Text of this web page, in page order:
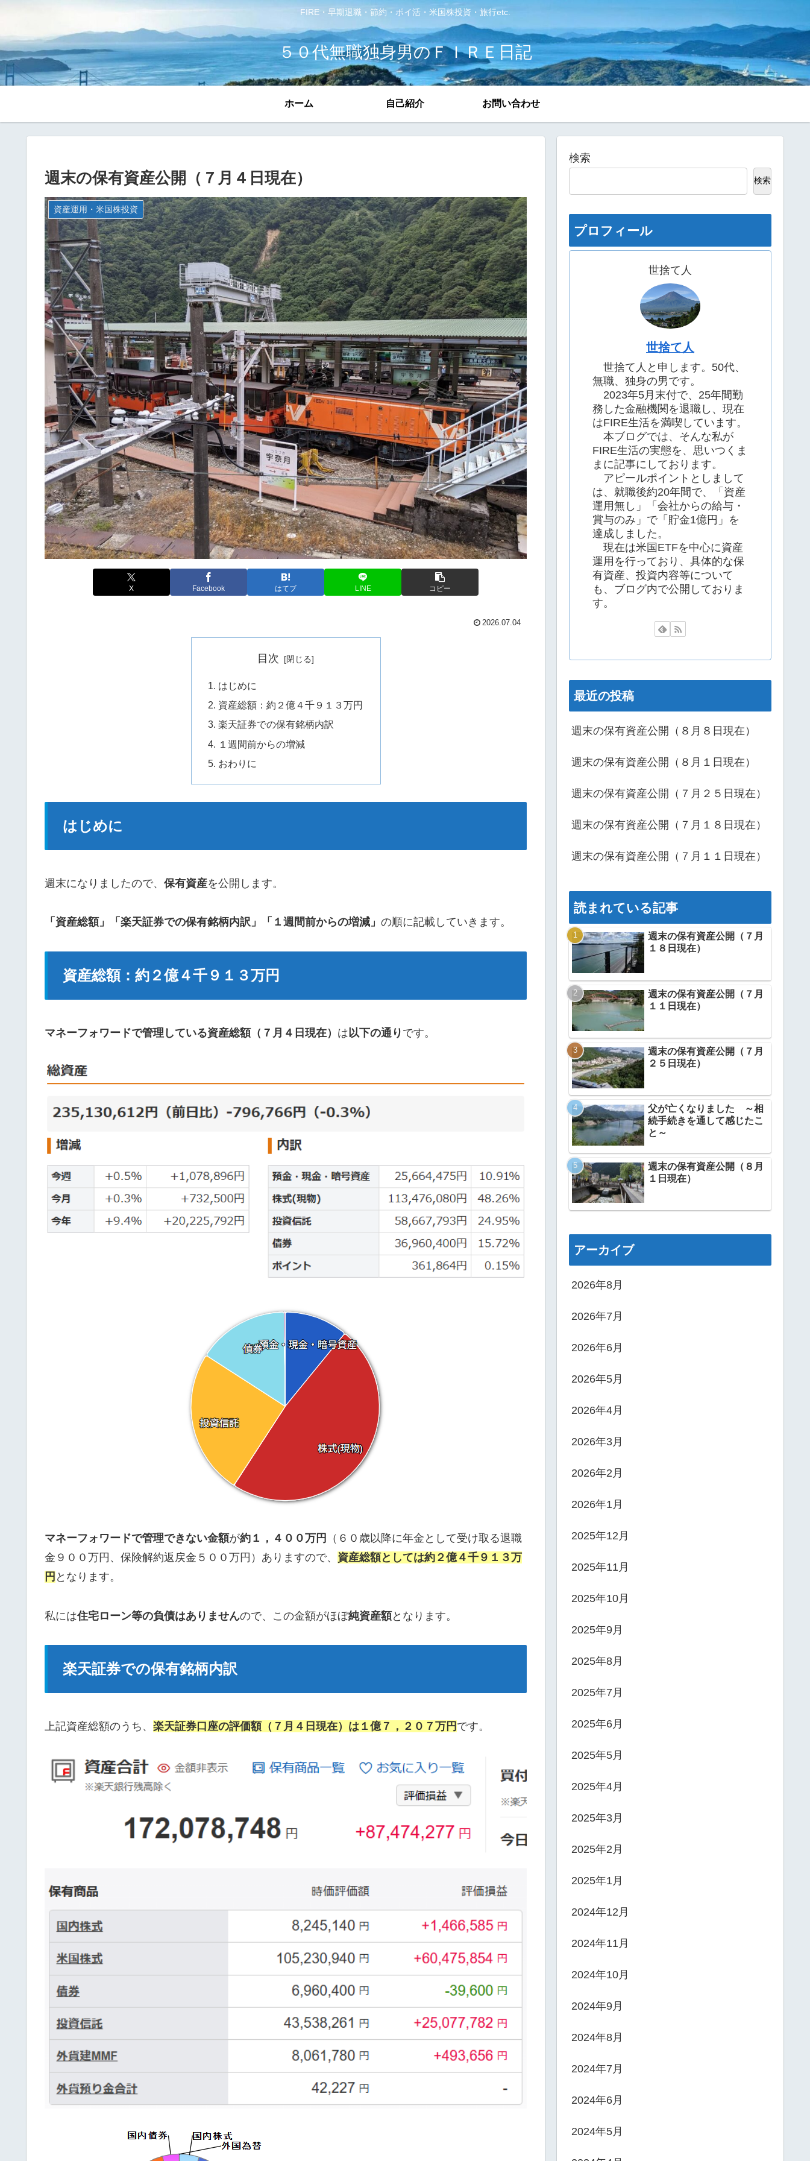
FIRE・早期退職・節約・ポイ活・米国株投資・旅行etc.
５０代無職独身男のＦＩＲＥ日記
ホーム 自己紹介 お問い合わせ
週末の保有資産公開（７月４日現在）
資産運用・米国株投資
X Facebook はてブ LINE コピー
2026.07.04
目次
はじめに
資産総額：約２億４千９１３万円
楽天証券での保有銘柄内訳
１週間前からの増減
おわりに
はじめに
週末になりましたので、 保有資産を公開します。
「資産総額」「楽天証券での保有銘柄内訳」「１週間前からの増減」 の順に記載していきます。
資産総額：約２億４千９１３万円
マネーフォワードで管理している資産総額（７月４日現在） は 以下の通り です。
マネーフォワードで管理できない金額が約１，４００万円
（６０歳以降に年金として受け取る退職
金９００万円、保険解約返戻金５００万円）ありますので、 資産総額としては約２億４千９１３万
円 となります。
私には住宅ローン等の負債はありませんので、この金額がほぼ純資産額となります。
楽天証券での保有銘柄内訳
上記資産総額のうち、 楽天証券口座の評価額（７月４日現在）は１億７，２０７万円 です。
検索
検索
プロフィール
世捨て人
世捨て人
世捨て人と申します。50代、
無職、独身の男です。
2023年5月末付で、25年間勤
務した金融機関を退職し、現在
はFIRE生活を満喫しています。
本ブログでは、そんな私が
FIRE生活の実態を、思いつくま
まに記事にしております。
アピールポイントとしまして
は、就職後約20年間で、「資産
運用無し」「会社からの給与・
賞与のみ」で「貯金1億円」を
達成しました。
現在は米国ETFを中心に資産
運用を行っており、具体的な保
有資産、投資内容等について
も、ブログ内で公開しておりま
す。
最近の投稿
週末の保有資産公開（８月８日現在）
週末の保有資産公開（８月１日現在）
週末の保有資産公開（７月２５日現在）
週末の保有資産公開（７月１８日現在）
週末の保有資産公開（７月１１日現在）
読まれている記事
週末の保有資産公開（７月
１８日現在）
週末の保有資産公開（７月
１１日現在）
週末の保有資産公開（７月
２５日現在）
父が亡くなりました ～相
続手続きを通して感じたこ
と～
週末の保有資産公開（８月
１日現在）
アーカイブ
2026年8月
2026年7月
2026年6月
2026年5月
2026年4月
2026年3月
2026年2月
2026年1月
2025年12月
2025年11月
2025年10月
2025年9月
2025年8月
2025年7月
2025年6月
2025年5月
2025年4月
2025年3月
2025年2月
2025年1月
2024年12月
2024年11月
2024年10月
2024年9月
2024年8月
2024年7月
2024年6月
2024年5月